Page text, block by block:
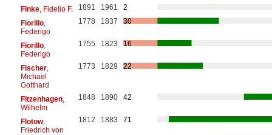
Finke, Fidelio F. 1891 1961
2
Fiorillo,
Federigo
1778 1837 30
Fiorillo,
Federigo
1755 1823 16
Fischer,
Michael
Gotthard
1773 1829 22
Fitzenhagen,
Wilhelm
1848 1890 42
Flotow,
Friedrich von
1812 1883 71